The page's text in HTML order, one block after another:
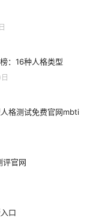
：16种人格类型
格测试免费官网mbti
评官网
口